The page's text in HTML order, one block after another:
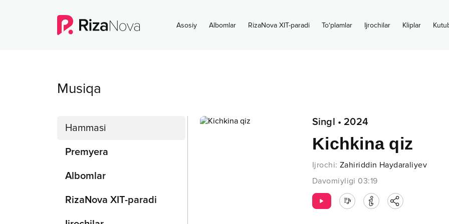
Asosiy Albomlar RizaNova XIT-paradi To‘plamlar Ijrochilar Kliplar
Musiqa
Hammasi
Premyera
Albomlar
RizaNova XIT-paradi
Singl • 2024
Kichkina qiz
Ijrochi: Zahiriddin Haydaraliyev
Davomiyligi 03:19